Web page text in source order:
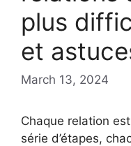
plus
et
March 13, 2024
Chaque relation
série d’étapes,